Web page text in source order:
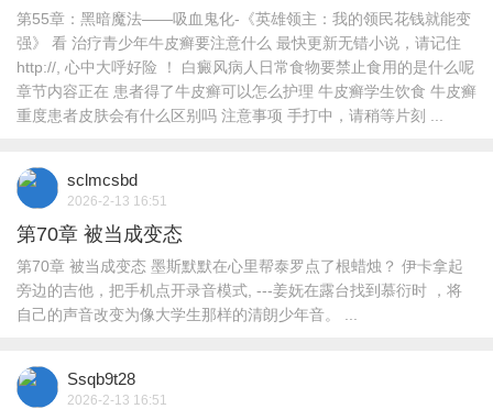
第55章：黑暗魔法――吸血鬼化-《英雄领主：我的领民花钱就能变
强》 看 治疗青少年牛皮癣要注意什么 最快更新无错小说，请记住
http://, 心中大呼好险 ！ 白癜风病人日常食物要禁止食用的是什么呢
章节内容正在 患者得了牛皮癣可以怎么护理 牛皮癣学生饮食 牛皮癣
重度患者皮肤会有什么区别吗 注意事项 手打中，请稍等片刻 ...
sclmcsbd
2026-2-13 16:51
第70章 被当成变态
第70章 被当成变态 墨斯默默在心里帮泰罗点了根蜡烛？ 伊卡拿起
旁边的吉他，把手机点开录音模式, ---姜妩在露台找到慕衍时 ，将
自己的声音改变为像大学生那样的清朗少年音。 ...
Ssqb9t28
2026-2-13 16:51